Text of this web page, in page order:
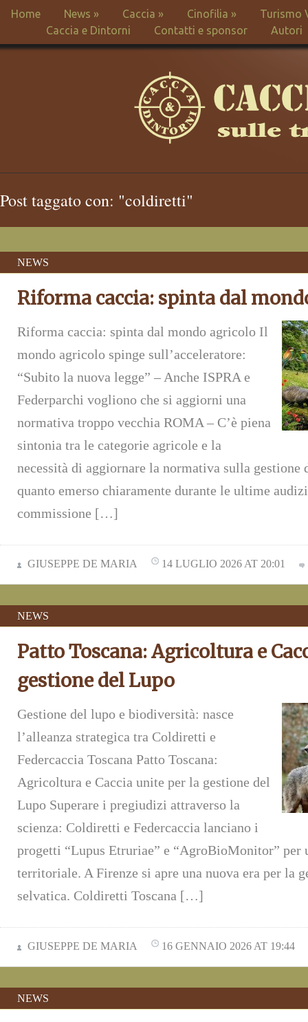
Home News » Caccia » Cinofilia »
Turismo
Caccia e Dintorni
Contatti e sponsor Autori
Post taggato con: "coldiretti"
NEWS
Riforma caccia: spinta dal
Riforma caccia: spinta dal mondo agricolo Il
mondo agricolo spinge sull’acceleratore:
“Subito la nuova legge” – Anche ISPRA e
Federparchi vogliono che si aggiorni una
normativa troppo vecchia ROMA – C’è piena
sintonia tra le categorie agricole e la
necessità di aggiornare la normativa sulla gestione
quanto emerso chiaramente durante le ultime
commissione […]
GIUSEPPE DE MARIA 14 LUGLIO 2026 AT 20:01
NEWS
Patto Toscana: Agricoltura e
gestione del Lupo
Gestione del lupo e biodiversità: nasce
l’alleanza strategica tra Coldiretti e
Federcaccia Toscana Patto Toscana:
Agricoltura e Caccia unite per la gestione del
Lupo Superare i pregiudizi attraverso la
scienza: Coldiretti e Federcaccia lanciano i
progetti “Lupus Etruriae” e “AgroBioMonitor” per
territoriale. A Firenze si apre una nuova era per la
selvatica. Coldiretti Toscana […]
GIUSEPPE DE MARIA 16 GENNAIO 2026 AT 19:44
NEWS